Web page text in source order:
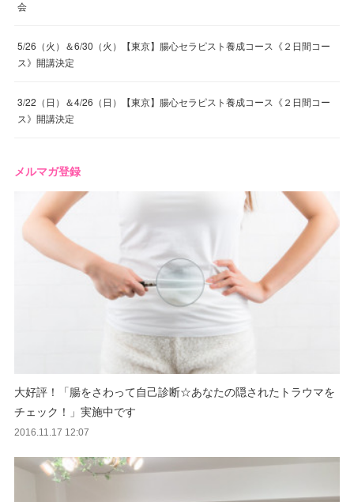
会
5/26（火）＆6/30（火）【東京】腸心セラピスト養成コース《２日間コー
ス》開講決定
3/22（日）＆4/26（日）【東京】腸心セラピスト養成コース《２日間コー
ス》開講決定
メルマガ登録
大好評！「腸をさわって自己診断☆あなたの隠されたトラウマを
チェック！」実施中です
2016.11.17 12:07